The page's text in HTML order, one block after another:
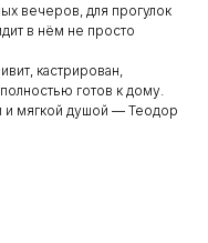
вечеров, для прогулок
в нём не просто
кастрирован,
готов к дому.
и мягкой душой — Теодор